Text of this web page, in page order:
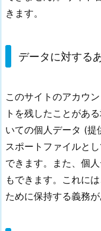
きます。
データに対する
このサイトのアカウ
トを残したことがあ
いての個人データ (提
スポートファイルと
できます。また、個
もできます。これに
ために保持する義務